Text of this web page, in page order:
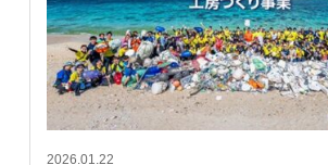
2026.01.22